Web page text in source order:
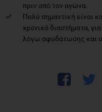
πριν από τον αγώνα.
Πολύ σημαντική είναι
χρονικά διαστήματα,
λόγω αφυδάτωσης και